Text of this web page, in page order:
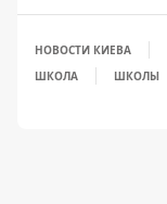
НОВОСТИ КИЕВА
ШКОЛА
ШКОЛЫ